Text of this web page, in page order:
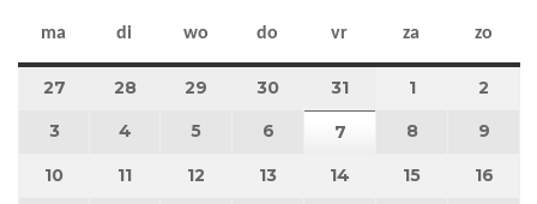
ma maandag
di dinsdag
wo woensdag
do donderdag
vr vrijdag
za zaterdag
zo
27 27 juli 2026
28 28 juli 2026
29 29 juli 2026
30 30 juli 2026
31 31 juli 2026
11 augustus
2
3 3 augustus 2026
4 4 augustus 2026
5 5 augustus 2026
6 6 augustus 2026
7 7 augustus 2026
8 8 augustus
9
10 10 augustus 2026
11 11 augustus 2026
12 12 augustus 2026
13 13 augustus 2026
14 14 augustus 2026
15 15 16